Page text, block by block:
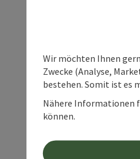
Wir möchten Ihnen
Zwecke (Analyse,
bestehen. Somit ist es
Nähere Informationen
können.